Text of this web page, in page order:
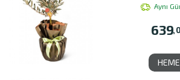
Aynı
639